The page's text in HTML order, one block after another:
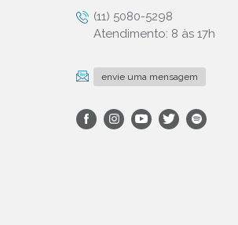
(11) 5080-5298
Atendimento: 8 às 17h
envie uma mensagem